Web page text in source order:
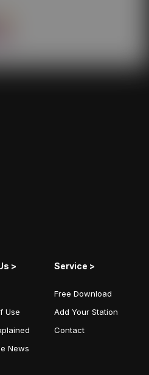
>
Use
News
Service >
Free Download
Add Your Station
Contact